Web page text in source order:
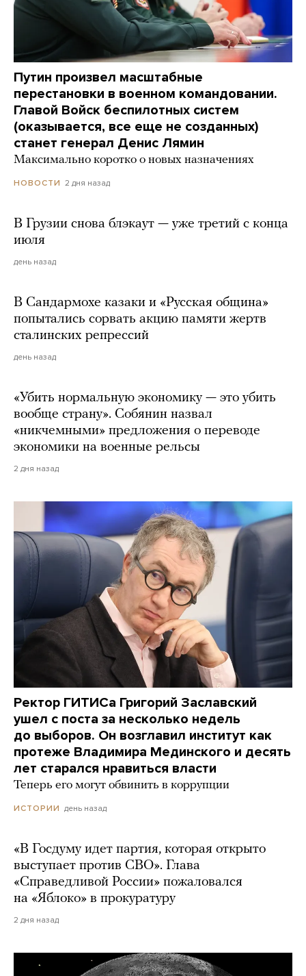
Путин произвел масштабные
перестановки в военном командовании.
Главой Войск беспилотных систем
(оказывается, все еще не созданных)
станет генерал Денис Лямин
Максимально коротко о новых назначениях
НОВОСТИ 2 дня назад
В Грузии снова блэкаут — уже третий с конца
июля
день назад
В Сандармохе казаки и «Русская община»
попытались сорвать акцию памяти жертв
сталинских репрессий
день назад
«Убить нормальную экономику — это убить
вообще страну». Собянин назвал
«никчемными» предложения о переводе
экономики на военные рельсы
2 дня назад
Ректор ГИТИСа Григорий Заславский
ушел с поста за несколько недель
до выборов. Он возглавил институт как
протеже Владимира Мединского и десять
лет старался нравиться власти
Теперь его могут обвинить в коррупции
ИСТОРИИ день назад
«В Госдуму идет партия, которая открыто
выступает против СВО». Глава
«Справедливой России» пожаловался
на «Яблоко» в прокуратуру
2 дня назад